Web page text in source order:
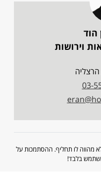
הוד
וירושות
03-
מהווה לו תחליף. ההסתמכות על
בלבד!